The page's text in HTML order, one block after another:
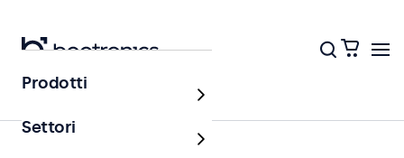
Monitor
Prodotti
Settori